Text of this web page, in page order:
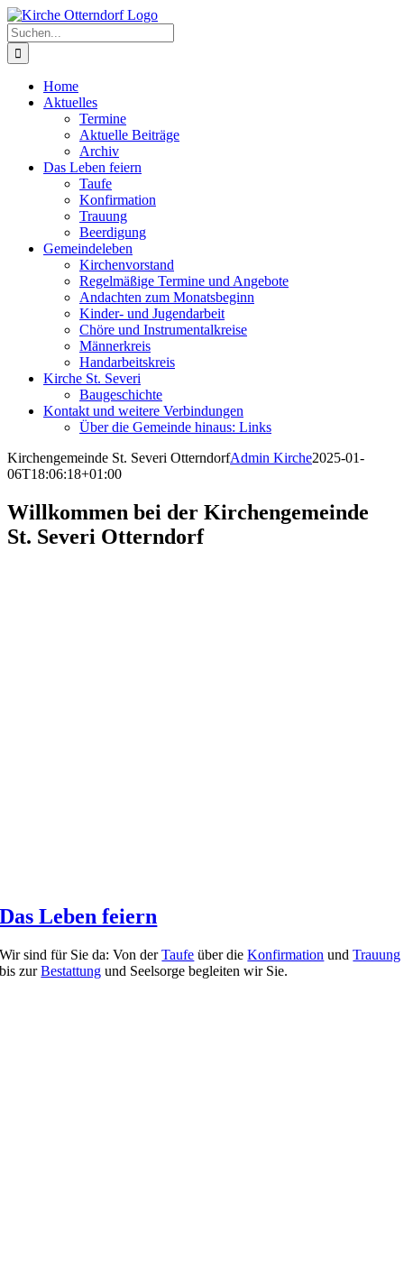
Zum
Inhalt
springen
Suche
nach:
Home
Aktuelles
Termine
Aktuelle Beiträge
Archiv
Das Leben feiern
Taufe
Konfirmation
Trauung
Beerdigung
Gemeindeleben
Kirchenvorstand
Regelmäßige Termine und Angebote
Andachten zum Monatsbeginn
Kinder- und Jugendarbeit
Chöre und Instrumentalkreise
Männerkreis
Handarbeitskreis
Kirche St. Severi
Baugeschichte
Kontakt und weitere Verbindungen
Über die Gemeinde hinaus: Links
Kirchengemeinde St. Severi OtterndorfAdmin Kirche2025-01-
06T18:06:18+01:00
Willkommen bei der Kirchengemeinde
St. Severi Otterndorf
Das Leben feiern
Wir sind für Sie da: Von derTaufe über dieKonfirmation undTrauung
bis zurBestattung und Seelsorge begleiten wir Sie.